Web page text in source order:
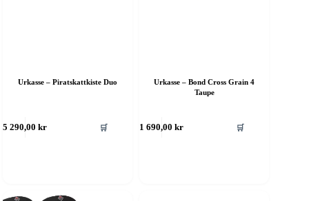
Urkasse – Piratskattkiste Duo
5 290,00kr 🛒
Urkasse – Bond Cross Grain 4
Taupe
1 690,00kr 🛒